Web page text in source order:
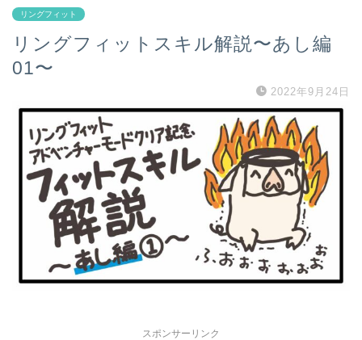
リングフィット
リングフィットスキル解説〜あし編
01〜
2022年9月24日
スポンサーリンク